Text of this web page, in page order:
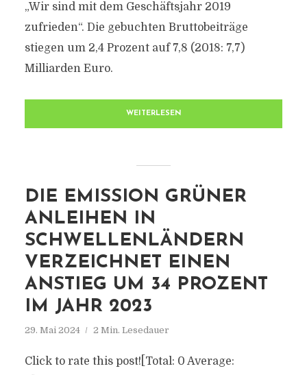
„Wir sind mit dem Geschäftsjahr 2019
zufrieden“. Die gebuchten Bruttobeiträge
stiegen um 2,4 Prozent auf 7,8 (2018: 7,7)
Milliarden Euro.
WEITERLESEN
DIE EMISSION GRÜNER
ANLEIHEN IN
SCHWELLENLÄNDERN
VERZEICHNET EINEN
ANSTIEG UM 34 PROZENT
IM JAHR 2023
29. Mai 2024 2 Min. Lesedauer
Click to rate this post![Total: 0 Average: